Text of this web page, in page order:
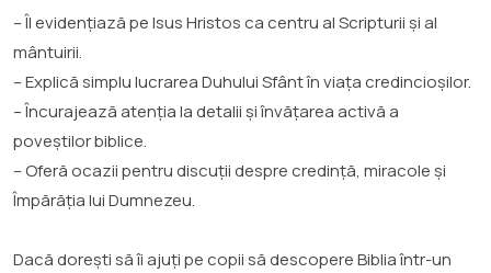
– Îl evidențiază pe Isus Hristos ca centru al Scripturii și al
mântuirii.
– Explică simplu lucrarea Duhului Sfânt în viața credincioșilor.
– Încurajează atenția la detalii și învățarea activă a
poveștilor biblice.
– Oferă ocazii pentru discuții despre credință, miracole și
Împărăția lui Dumnezeu.
Dacă dorești să îi ajuți pe copii să descopere Biblia într-un